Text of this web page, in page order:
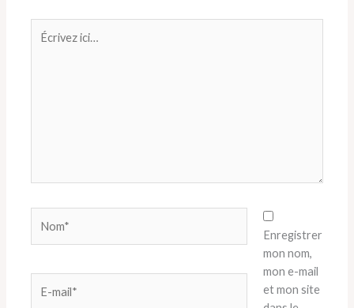
ici…
mail*
Enregistrer
mon nom,
mon e-mail
et mon site